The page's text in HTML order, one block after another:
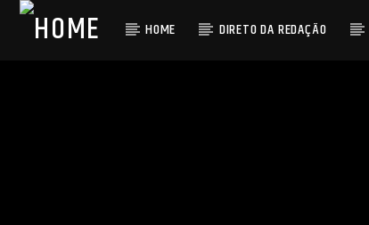
HOME DIRETO DA REDAÇÃO